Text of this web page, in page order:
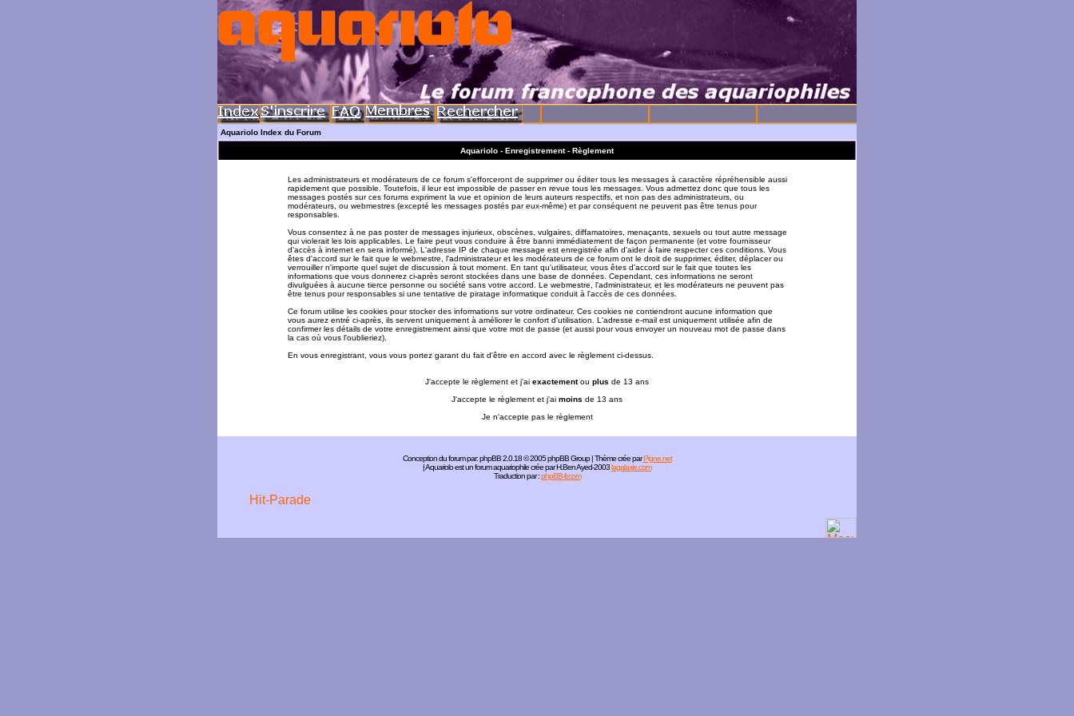
Aquariolo Index du Forum
Aquariolo - Enregistrement - Règlement
Les administrateurs et modérateurs de ce forum s'efforceront de supprimer ou éditer tous les messages à caractère répréhensible aussi
rapidement que possible. Toutefois, il leur est impossible de passer en revue tous les messages. Vous admettez donc que tous les
messages postés sur ces forums expriment la vue et opinion de leurs auteurs respectifs, et non pas des administrateurs, ou
modérateurs, ou webmestres (excepté les messages postés par eux-même) et par conséquent ne peuvent pas être tenus pour
responsables.
Vous consentez à ne pas poster de messages injurieux, obscènes, vulgaires, diffamatoires, menaçants, sexuels ou tout autre message
qui violerait les lois applicables. Le faire peut vous conduire à être banni immédiatement de façon permanente (et votre fournisseur
d'accès à internet en sera informé). L'adresse IP de chaque message est enregistrée afin d'aider à faire respecter ces conditions. Vous
êtes d'accord sur le fait que le webmestre, l'administrateur et les modérateurs de ce forum ont le droit de supprimer, éditer, déplacer ou
verrouiller n'importe quel sujet de discussion à tout moment. En tant qu'utilisateur, vous êtes d'accord sur le fait que toutes les
informations que vous donnerez ci-après seront stockées dans une base de données. Cependant, ces informations ne seront
divulguées à aucune tierce personne ou société sans votre accord. Le webmestre, l'administrateur, et les modérateurs ne peuvent pas
être tenus pour responsables si une tentative de piratage informatique conduit à l'accès de ces données.
Ce forum utilise les cookies pour stocker des informations sur votre ordinateur. Ces cookies ne contiendront aucune information que
vous aurez entré ci-après, ils servent uniquement à améliorer le confort d'utilisation. L'adresse e-mail est uniquement utilisée afin de
confirmer les détails de votre enregistrement ainsi que votre mot de passe (et aussi pour vous envoyer un nouveau mot de passe dans
la cas où vous l'oublieriez).
En vous enregistrant, vous vous portez garant du fait d'être en accord avec le règlement ci-dessus.
J'accepte le règlement et j'ai exactementou plus de 13 ans
J'accepte le règlement et j'ai moins de 13 ans
Je n'accepte pas le règlement
Conception du forum par:phpBB2.0.18 © 2005 phpBB Group | Thème crée parPigne.net
| Aquariolo est un forum aquariophile crée par H.Ben Ayed-2003lagalaxie.com
Traduction par :phpBB-fr.com